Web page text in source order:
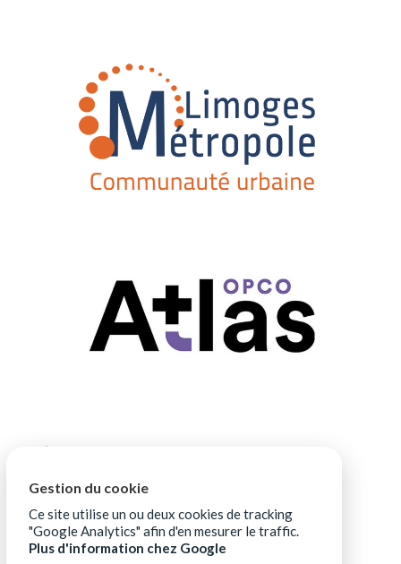
Gestion du cookie
Ce site utilise un ou deux cookies de tracking
"Google Analytics" afin d'en mesurer le traffic.
Plus d'information chez Google